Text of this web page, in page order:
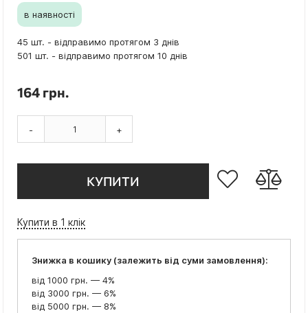
в наявності
45 шт. - відправимо протягом 3 днів
501 шт. - відправимо протягом 10 днів
164 грн.
- +
КУПИТИ
Купити в 1 клік
Знижка в кошику (залежить від суми замовлення):
від 1000 грн. — 4%
від 3000 грн. — 6%
від 5000 грн. — 8%